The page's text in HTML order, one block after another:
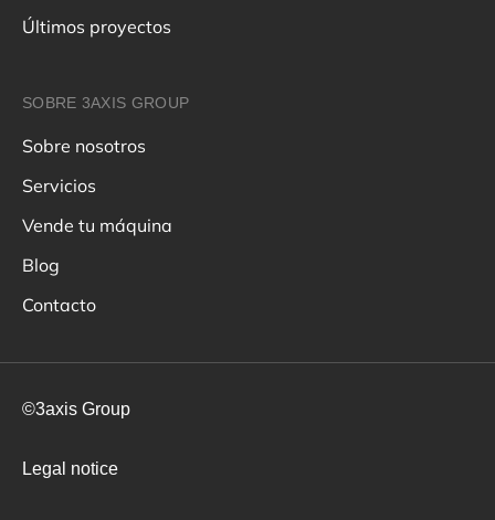
Últimos proyectos
SOBRE 3AXIS GROUP
Sobre nosotros
Servicios
Vende tu máquina
Blog
Contacto
©3axis Group
Legal notice